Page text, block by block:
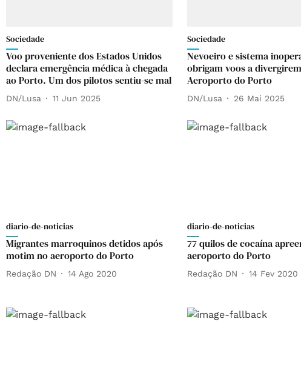
Sociedade
Voo proveniente dos Estados Unidos
declara emergência médica à chegada
ao Porto. Um dos pilotos sentiu-se mal
DN/Lusa 11 Jun 2025
Sociedade
Nevoeiro e sistema
obrigam voos a
Aeroporto do Porto
DN/Lusa 26 Mai 2025
diario-de-noticias
Migrantes marroquinos detidos após
motim no aeroporto do Porto
Redação DN 14 Ago 2020
diario-de-noticias
77 quilos de cocaína
aeroporto do Porto
Redação DN 14 Fev 2020